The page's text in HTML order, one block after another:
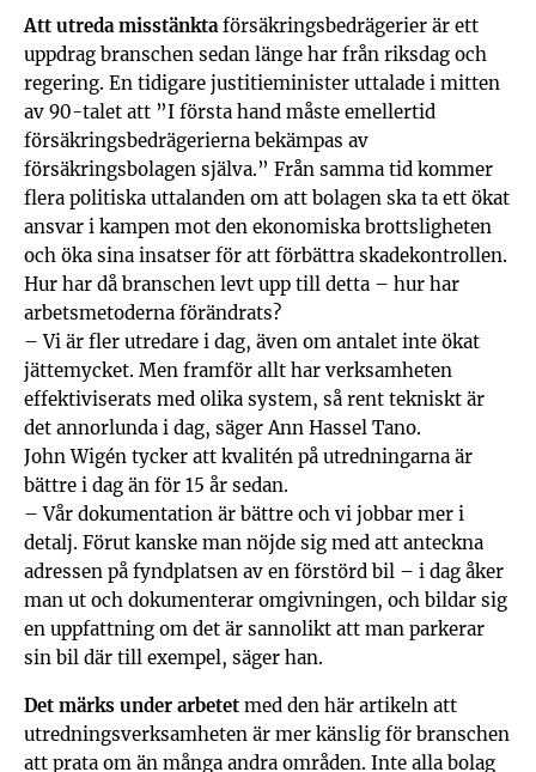
Att utreda misstänktaförsäkringsbedrägerier är ett
uppdrag branschen sedan länge har från riksdag och
regering. En tidigare justitieminister uttalade i mitten
av 90-talet att ”I första hand måste emellertid
försäkringsbedrägerierna bekämpas av
försäkringsbolagen själva.” Från samma tid kommer
flera politiska uttalanden om att bolagen ska ta ett ökat
ansvar i kampen mot den ekonomiska brottsligheten
och öka sina insatser för att förbättra skadekontrollen.
Hur har då branschen levt upp till detta – hur har
arbetsmetoderna förändrats?
– Vi är fler utredare i dag, även om antalet inte ökat
jättemycket. Men framför allt har verksamheten
effektiviserats med olika system, så rent tekniskt är
det annorlunda i dag, säger Ann Hassel Tano.
John Wigén tycker att kvalitén på utredningarna är
bättre i dag än för 15 år sedan.
– Vår dokumentation är bättre och vi jobbar mer i
detalj. Förut kanske man nöjde sig med att anteckna
adressen på fyndplatsen av en förstörd bil – i dag åker
man ut och dokumenterar omgivningen, och bildar sig
en uppfattning om det är sannolikt att man parkerar
sin bil där till exempel, säger han.
Det märks under arbetet med den här artikeln att
utredningsverksamheten är mer känslig för branschen
att prata om än många andra områden. Inte alla bolag